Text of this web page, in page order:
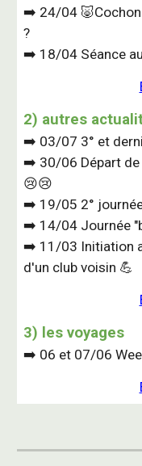
➡️ 24/04 🐷Cochon
?
➡️ 18/04 Séance
2) autres
➡️ 03/07 3° et
➡️ 30/06 Départ
😢😢
➡️ 19/05 2° j
➡️ 14/04 Journée
➡️ 11/03 Initiation
d'un club voisin 💪
3) les voyages
➡️ 06 et 07/06